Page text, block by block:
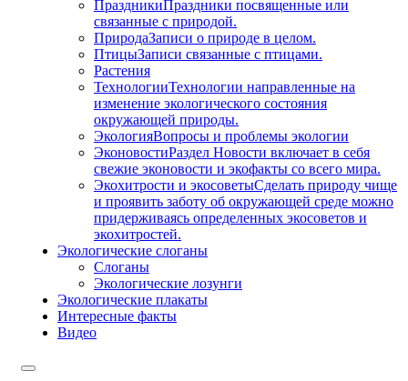
ПраздникиПраздники посвященные или
связанные с природой.
ПриродаЗаписи о природе в целом.
ПтицыЗаписи связанные с птицами.
Растения
ТехнологииТехнологии направленные на
изменение экологического состояния
окружающей природы.
ЭкологияВопросы и проблемы экологии
ЭконовостиРаздел Новости включает в себя
свежие эконовости и экофакты со всего мира.
Экохитрости и экосоветыСделать природу чище
и проявить заботу об окружающей среде можно
придерживаясь определенных экосоветов и
экохитростей.
Экологические слоганы
Слоганы
Экологические лозунги
Экологические плакаты
Интересные факты
Видео